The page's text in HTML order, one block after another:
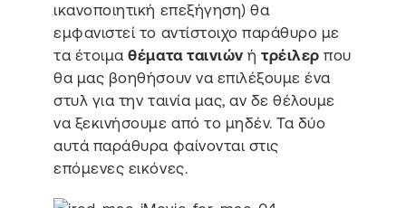
ικανοποιητική επεξήγηση) θα
εμφανιστεί το αντίστοιχο παράθυρο με
τα έτοιμαθέματα ταινιών ήτρέιλερ που
θα μας βοηθήσουν να επιλέξουμε ένα
στυλ για την ταινία μας, αν δε θέλουμε
να ξεκινήσουμε από το μηδέν. Τα δύο
αυτά παράθυρα φαίνονται στις
επόμενες εικόνες.